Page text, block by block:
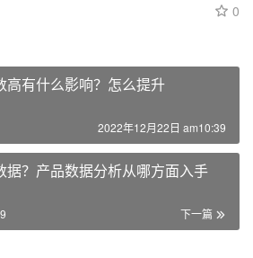
0
高有什么影响？怎么提升
2022年12月22日 am10:39
据？产品数据分析从哪方面入手
下一篇